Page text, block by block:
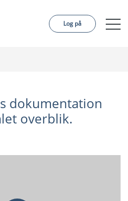
Log på
dokumentation
overblik.